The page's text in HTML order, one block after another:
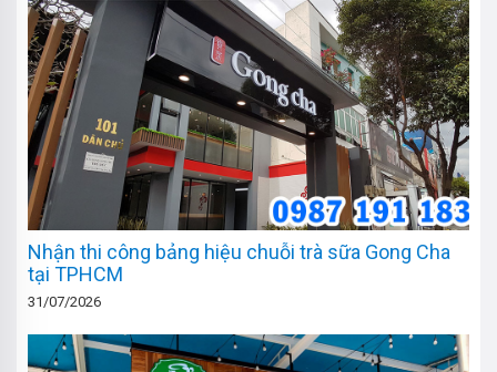
Nhận thi công bảng hiệu chuỗi trà sữa Gong Cha
tại TPHCM
31/07/2026